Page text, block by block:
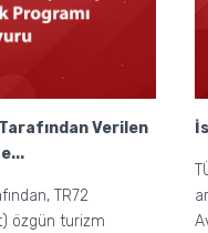
Verilen
TR72
özgün turizm